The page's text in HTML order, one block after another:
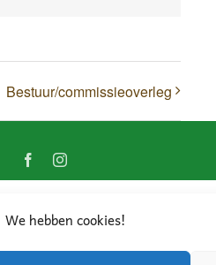
We hebben cookies!
Bestuur/commissieoverleg
FacebookInstagram